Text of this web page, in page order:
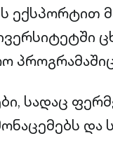
ექსპორტით
სადაც
და